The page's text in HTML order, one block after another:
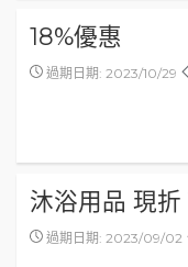
18%優惠
過期日期: 2023/10/29
沐浴用品 現折
過期日期: 2023/09/02